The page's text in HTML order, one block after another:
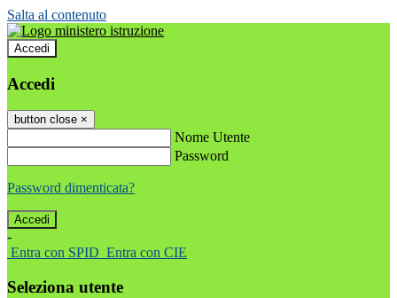
Salta al contenuto
Accedi
Accedi
button close ×
Nome Utente
Password
Password dimenticata?
-
Entra con SPID Entra con CIE
Seleziona utente